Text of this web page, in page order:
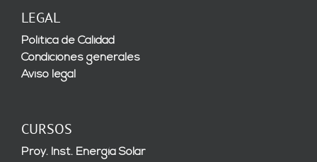
LEGAL
Política de Calidad
Condiciones generales
Aviso legal
CURSOS
Proy. Inst. Energía Solar